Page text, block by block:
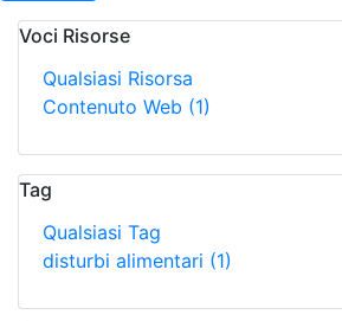
Voci Risorse
Qualsiasi Risorsa
Contenuto Web (1)
Tag
Qualsiasi Tag
disturbi alimentari (1)